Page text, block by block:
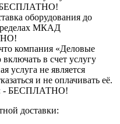
БЕСПЛАТНО!
оборудования до
МКАД
компания «Деловые
в счет услугу
услуга не является
и не оплачивать её.
- БЕСПЛАТНО!
доставки: